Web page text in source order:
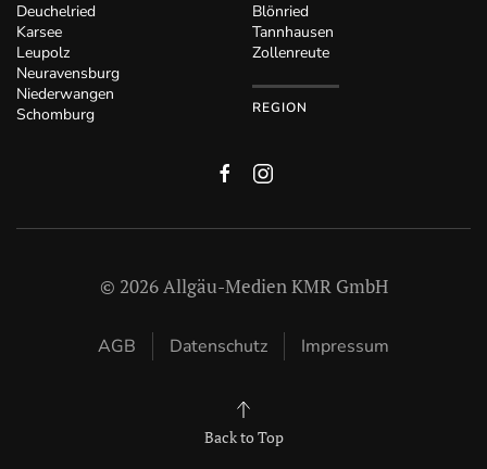
Deuchelried
Karsee
Leupolz
Neuravensburg
Niederwangen
Schomburg
Blönried
Tannhausen
Zollenreute
REGION
© 2026Allgäu-Medien KMR GmbH
AGB Datenschutz Impressum
Back to Top